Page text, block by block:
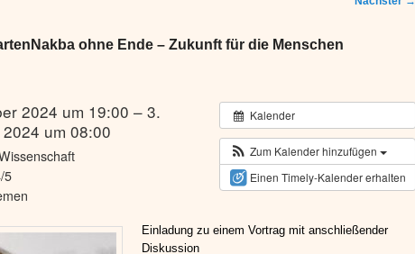
ohne Ende – Zukunft für die Menschen
Kalender
Zum Kalender hinzufügen
Einen Timely-Kalender erhalten
2024 um 19:00 – 3.
um 08:00
5
Einladung zu einem Vortrag mit anschließender
Diskussion